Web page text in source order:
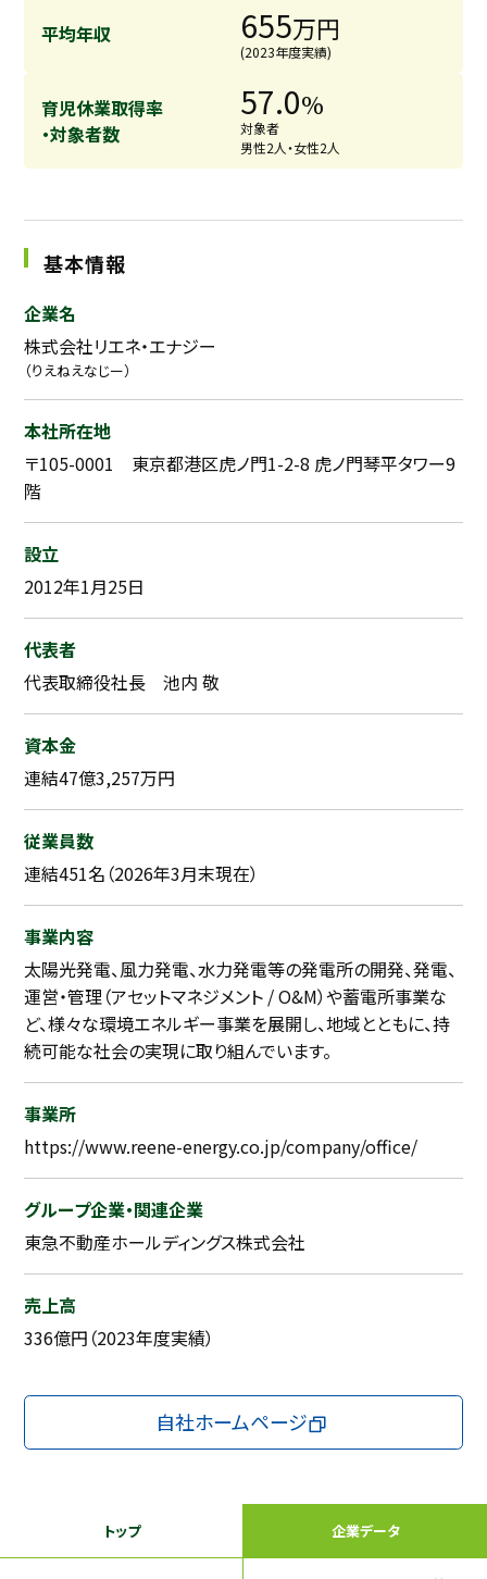
平均年収 655万円
(2023年度実績)
育児休業取得率
・対象者数
57.0%
対象者
男性2人・女性2人
基本情報
企業名
株式会社リエネ・エナジー
（りえねえなじー）
本社所在地
〒105-0001 東京都港区虎ノ門1-2-8 虎ノ門琴平タワー9
階
設立
2012年1月25日
代表者
代表取締役社長 池内 敬
資本金
連結47億3,257万円
従業員数
連結451名（2026年3月末現在）
事業内容
太陽光発電、風力発電、水力発電等の発電所の開発、発電、
運営・管理（アセットマネジメント / O&M）や蓄電所事業な
ど、様々な環境エネルギー事業を展開し、地域とともに、持
続可能な社会の実現に取り組んでいます。
事業所
https://www.reene-energy.co.jp/company/office/
グループ企業・関連企業
東急不動産ホールディングス株式会社
売上高
336億円（2023年度実績）
自社ホームページ
トップ 企業データ